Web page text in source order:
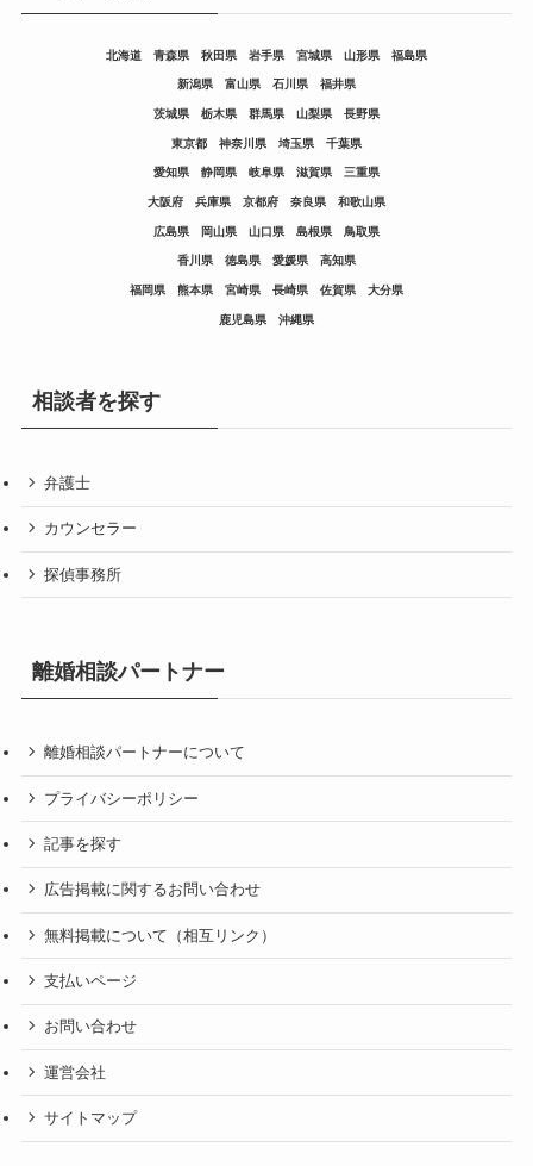
北海道 青森県 秋田県 岩手県 宮城県 山形県 福島県
新潟県 富山県 石川県 福井県
茨城県 栃木県 群馬県 山梨県 長野県
東京都 神奈川県 埼玉県 千葉県
愛知県 静岡県 岐阜県 滋賀県 三重県
大阪府 兵庫県 京都府 奈良県 和歌山県
広島県 岡山県 山口県 島根県 鳥取県
香川県 徳島県 愛媛県 高知県
福岡県 熊本県 宮崎県 長崎県 佐賀県 大分県
鹿児島県 沖縄県
相談者を探す
弁護士
カウンセラー
探偵事務所
離婚相談パートナー
離婚相談パートナーについて
プライバシーポリシー
記事を探す
広告掲載に関するお問い合わせ
無料掲載について（相互リンク）
支払いページ
お問い合わせ
運営会社
サイトマップ